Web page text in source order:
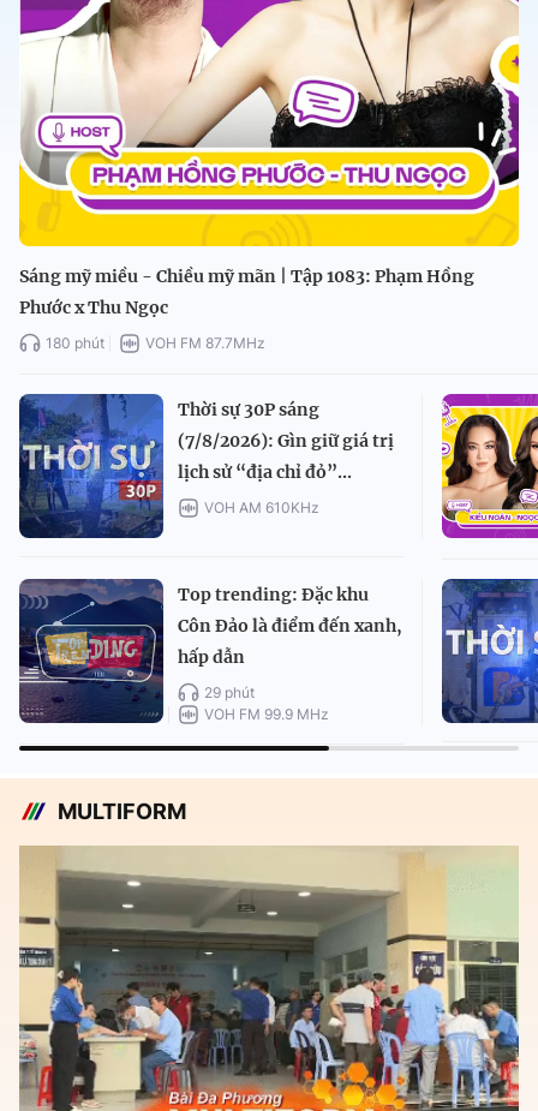
Sáng mỹ miều - Chiều mỹ mãn | Tập 1083: Phạm Hồng
Phước x Thu Ngọc
180 phút VOH FM 87.7MHz
Thời sự 30P sáng
(7/8/2026): Gìn giữ giá trị
lịch sử “địa chỉ đỏ”...
VOH AM 610KHz
Top trending: Đặc khu
Côn Đảo là điểm đến xanh,
hấp dẫn
29 phút
VOH FM 99.9 MHz
MULTIFORM